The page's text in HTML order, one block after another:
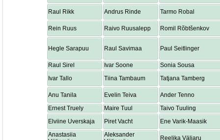
Raul Rikk Andrus Rinde Tarmo Robal
Rein Ruus Raivo Ruusalepp Romil Rõbtšenkov
Hegle Sarapuu Raul Savimaa Paul Seitlinger
Raul Sirel Ivar Soone
Sonia Sousa
Ivar Tallo
Tiina Tambaum Tatjana Tamberg
Anu Tanila Evelin Teiva
Ander Tenno
Ernest Truely
Maire Tuul
Taivo Tuuling
Elviine Uverskaja
Piret Vacht
Ene Varik-Maasik
Anastasiia
Aleksander
Reelika Väljaru